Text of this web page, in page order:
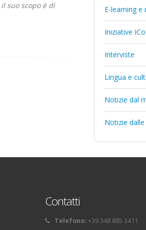
suo scopo è di
E-learning
Iniziative
Interviste
Lingua e
Notizie dal
Notizie
Contatti
Telefono: +39 348 885 3411